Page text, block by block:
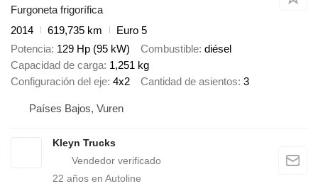
Furgoneta frigorífica
2014
619,735 km
Euro 5
Potencia 129 Hp (95 kW) Combustible diésel
Capacidad de carga 1,251 kg
Configuración del eje 4x2 Cantidad de asientos 3
Países Bajos, Vuren
Kleyn Trucks
22 años en Autoline